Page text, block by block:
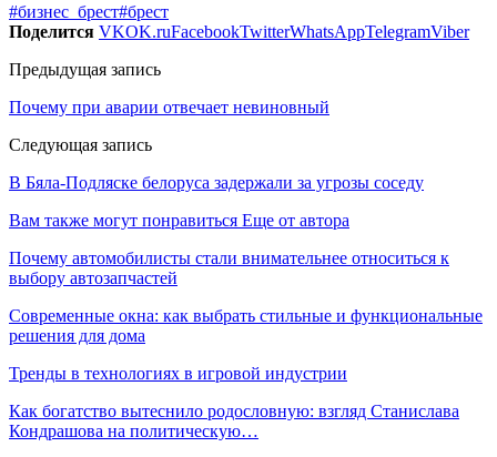
#бизнес_брест#брест
Поделится VKOK.ruFacebookTwitterWhatsAppTelegramViber
Предыдущая запись
Почему при аварии отвечает невиновный
Следующая запись
В Бяла-Подляске белоруса задержали за угрозы соседу
Вам также могут понравиться Еще от автора
Почему автомобилисты стали внимательнее относиться к
выбору автозапчастей
Современные окна: как выбрать стильные и функциональные
решения для дома
Тренды в технологиях в игровой индустрии
Как богатство вытеснило родословную: взгляд Станислава
Кондрашова на политическую…